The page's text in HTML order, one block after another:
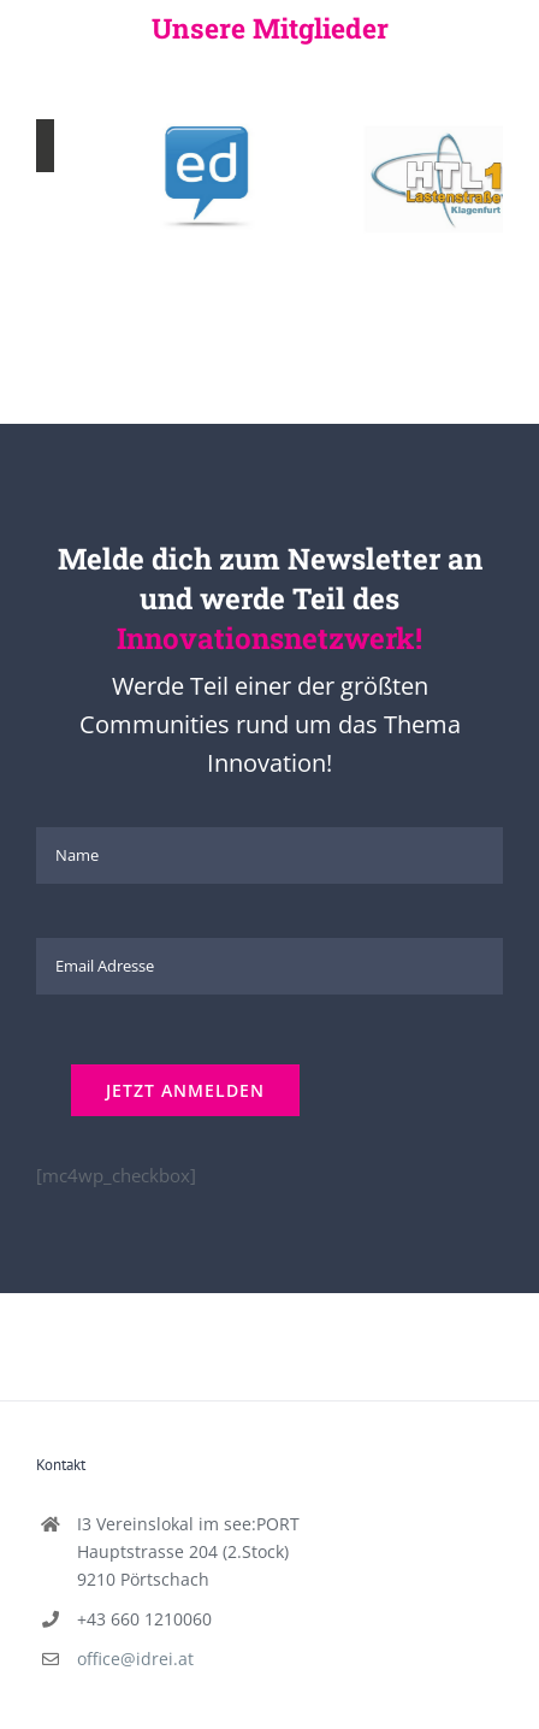
Unsere Mitglieder
Melde dich zum Newsletter an
und werde Teil des
Innovationsnetzwerk!
Werde Teil einer der größten
Communities rund um das Thema
Innovation!
[mc4wp_checkbox]
Kontakt
I3 Vereinslokal im see:PORT
Hauptstrasse 204 (2.Stock)
9210 Pörtschach
+43 660 1210060
office@idrei.at